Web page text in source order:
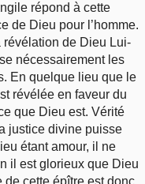
répond à cette
de Dieu pour l’homme.
révélation de Dieu Lui-
nécessairement les
En quelque lieu que le
révélée en faveur du
que Dieu est. Vérité
justice divine puisse
étant amour, il ne
il est glorieux que Dieu
de cette épître est donc